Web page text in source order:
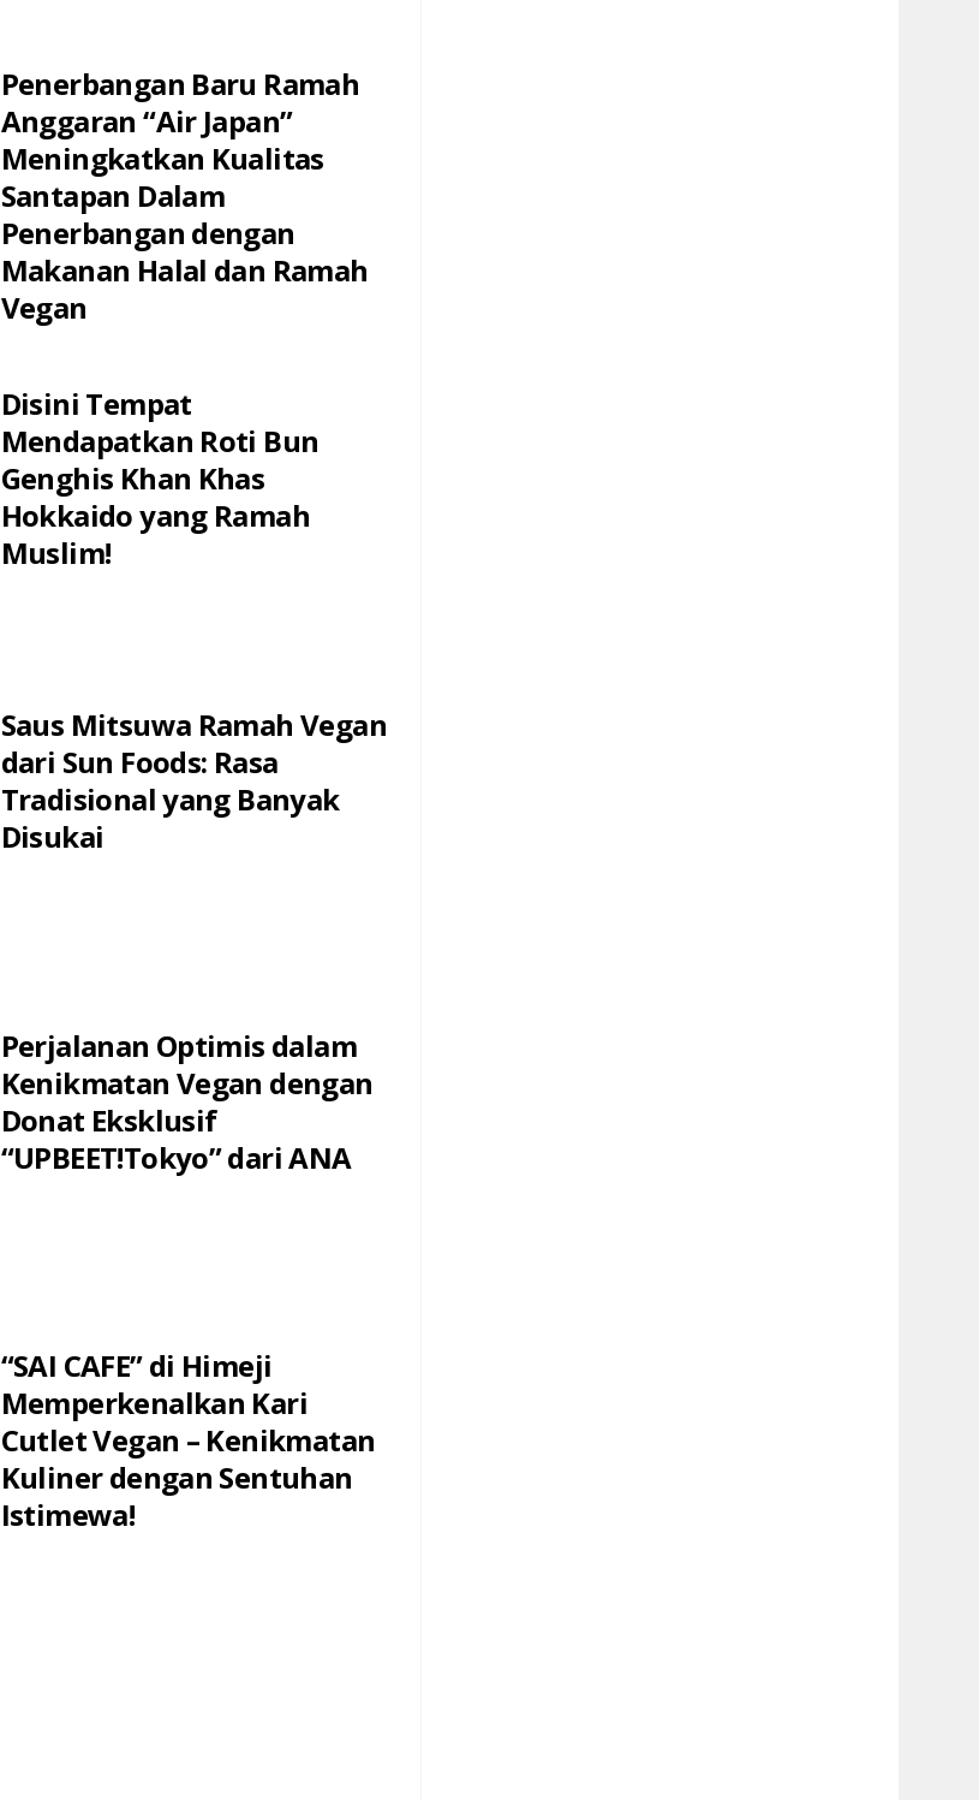
Penerbangan Baru Ramah
Anggaran “Air Japan”
Meningkatkan Kualitas
Santapan Dalam
Penerbangan dengan
Makanan Halal dan Ramah
Vegan
Disini Tempat
Mendapatkan Roti Bun
Genghis Khan Khas
Hokkaido yang Ramah
Muslim!
Saus Mitsuwa Ramah Vegan
dari Sun Foods: Rasa
Tradisional yang Banyak
Disukai
Perjalanan Optimis dalam
Kenikmatan Vegan dengan
Donat Eksklusif
“UPBEET!Tokyo” dari ANA
“SAI CAFE” di Himeji
Memperkenalkan Kari
Cutlet Vegan – Kenikmatan
Kuliner dengan Sentuhan
Istimewa!